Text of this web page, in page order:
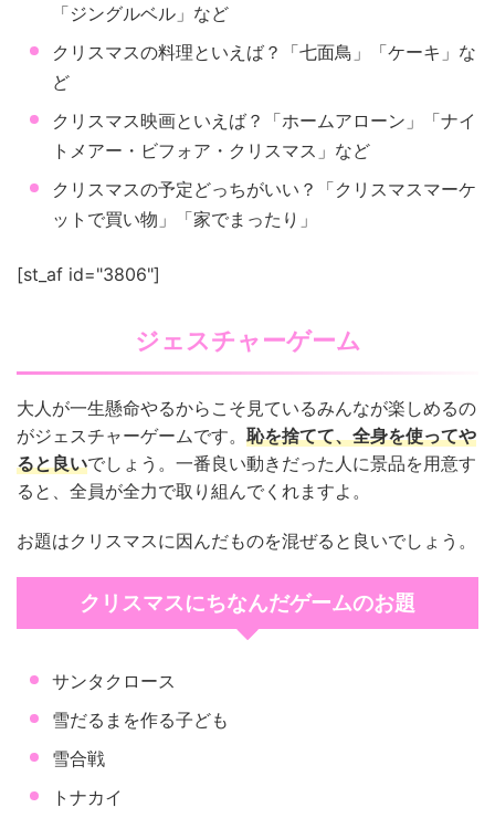
「ジングルベル」など
クリスマスの料理といえば？「七面鳥」「ケーキ」な
ど
クリスマス映画といえば？「ホームアローン」「ナイ
トメアー・ビフォア・クリスマス」など
クリスマスの予定どっちがいい？「クリスマスマーケ
ットで買い物」「家でまったり」
[st_af id="3806"]
ジェスチャーゲーム
大人が一生懸命やるからこそ見ているみんなが楽しめるの
がジェスチャーゲームです。 恥を捨てて、全身を使ってや
ると良いでしょう。一番良い動きだった人に景品を用意す
ると、全員が全力で取り組んでくれますよ。
お題はクリスマスに因んだものを混ぜると良いでしょう。
クリスマスにちなんだゲームのお題
サンタクロース
雪だるまを作る子ども
雪合戦
トナカイ